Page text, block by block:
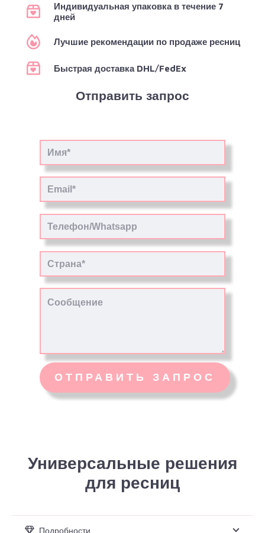
Индивидуальная упаковка в течение 7
дней
Лучшие рекомендации по продаже ресниц
Быстрая доставка DHL/FedEx
Отправить запрос
Универсальные решения
для ресниц
Подробности